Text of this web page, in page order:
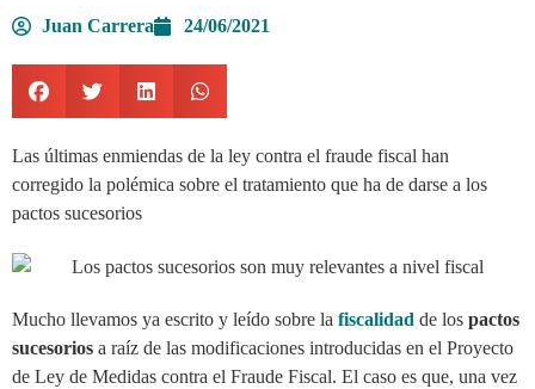
Juan Carrera 24/06/2021
Las últimas enmiendas de la ley contra el fraude fiscal han
corregido la polémica sobre el tratamiento que ha de darse a los
pactos sucesorios
Mucho llevamos ya escrito y leído sobre la fiscalidad de los pactos
sucesorios a raíz de las modificaciones introducidas en el Proyecto
de Ley de Medidas contra el Fraude Fiscal. El caso es que, una vez